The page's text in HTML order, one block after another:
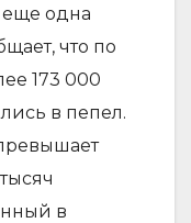
еще одна
что по
173 000
в пепел.
в